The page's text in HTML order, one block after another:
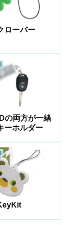
ローバー
の両方が一緒
ーホルダー